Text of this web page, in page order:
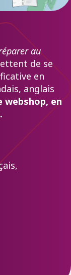
au
de se
en
anglais
webshop, en